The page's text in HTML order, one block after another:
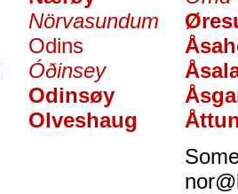
Nörvasundum
Odins
Óðinsey
Odinsøy
Olveshaug
nor@